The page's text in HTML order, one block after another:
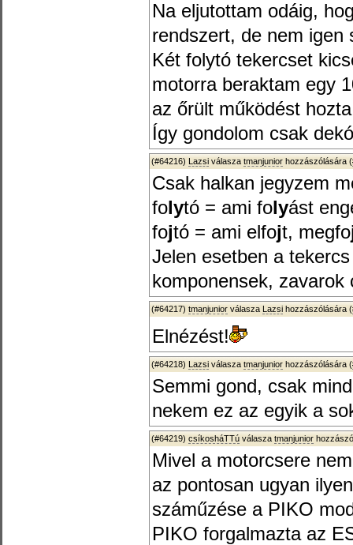
Na eljutottam odáig,
rendszert, de nem igen
Két folytó tekercset
motorra beraktam egy
az őrült működést
Így gondolom csak
(#64216) Lazsi válasza tmanjunior hozzászólására (
Csak halkan jegyzem
folytó = ami folyást
fojtó = ami elfojt, megfo
Jelen esetben a
komponensek,
(#64217) tmanjunior válasza Lazsi hozzászólására (
Elnézést!
(#64218) Lazsi válasza tmanjunior hozzászólására (
Semmi gond, csak
nekem ez az egyik a
(#64219) csíkosháTTú válasza tmanjunior
Mivel a motorcsere
az pontosan ugyan
száműzése a PIKO
PIKO forgalmazta az